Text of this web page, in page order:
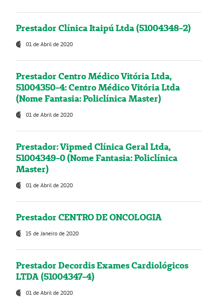
Prestador Clínica Itaipú Ltda (51004348-2)
01 de Abril de 2020
Prestador Centro Médico Vitória Ltda,
51004350-4: Centro Médico Vitória Ltda
(Nome Fantasia: Policlínica Master)
01 de Abril de 2020
Prestador: Vipmed Clínica Geral Ltda,
51004349-0 (Nome Fantasia: Policlínica
Master)
01 de Abril de 2020
Prestador CENTRO DE ONCOLOGIA
15 de Janeiro de 2020
Prestador Decordis Exames Cardiológicos
LTDA (51004347-4)
01 de Abril de 2020